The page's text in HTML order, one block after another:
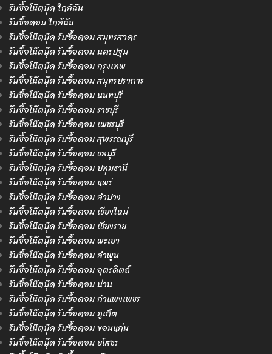
รับซื้อโน๊ตบุ๊ค ใกล้ฉัน
รับซื้อคอม ใกล้ฉัน
รับซื้อโน๊ตบุ๊ค รับซื้อคอม สมุทรสาคร
รับซื้อโน๊ตบุ๊ค รับซื้อคอม นครปฐม
รับซื้อโน๊ตบุ๊ค รับซื้อคอม กรุงเทพ
รับซื้อโน๊ตบุ๊ค รับซื้อคอม สมุทรปราการ
รับซื้อโน๊ตบุ๊ค รับซื้อคอม นนทบุรี
รับซื้อโน๊ตบุ๊ค รับซื้อคอม ราชบุรี
รับซื้อโน๊ตบุ๊ค รับซื้อคอม เพชรบุรี
รับซื้อโน๊ตบุ๊ค รับซื้อคอม สุพรรณบุรี
รับซื้อโน๊ตบุ๊ค รับซื้อคอม ชลบุรี
รับซื้อโน๊ตบุ๊ค รับซื้อคอม ปทุมธานี
รับซื้อโน๊ตบุ๊ค รับซื้อคอม แพร่
รับซื้อโน๊ตบุ๊ค รับซื้อคอม ลำปาง
รับซื้อโน๊ตบุ๊ค รับซื้อคอม เชียงใหม่
รับซื้อโน๊ตบุ๊ค รับซื้อคอม เชียงราย
รับซื้อโน๊ตบุ๊ค รับซื้อคอม พะเยา
รับซื้อโน๊ตบุ๊ค รับซื้อคอม ลำพูน
รับซื้อโน๊ตบุ๊ค รับซื้อคอม อุตรดิตถ์
รับซื้อโน๊ตบุ๊ค รับซื้อคอม น่าน
รับซื้อโน๊ตบุ๊ค รับซื้อคอม กำแพงเพชร
รับซื้อโน๊ตบุ๊ค รับซื้อคอม ภูเก็ต
รับซื้อโน๊ตบุ๊ค รับซื้อคอม ขอนแก่น
รับซื้อโน๊ตบุ๊ค รับซื้อคอม ยโสธร